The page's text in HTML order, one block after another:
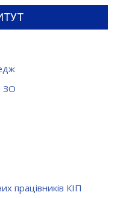
ЗО
працівників КІП